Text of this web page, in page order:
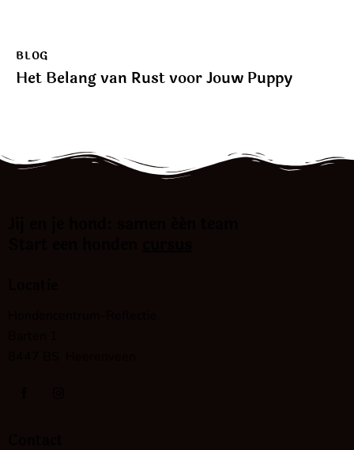
BLOG
Het Belang van Rust voor Jouw Puppy